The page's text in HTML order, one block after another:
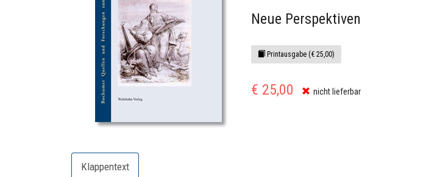
Neue Perspektiven
Printausgabe (€ 25,00)
€ 25,00 nicht lieferbar
Klappentext